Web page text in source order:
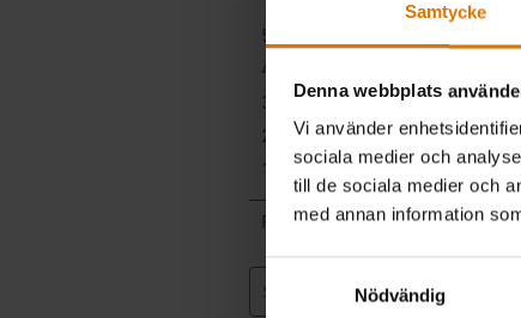
Samtycke
Denna webbplats
Vi använder
sociala medier och
till de sociala medier och
med annan information
Samtyckesval
Nödvändig